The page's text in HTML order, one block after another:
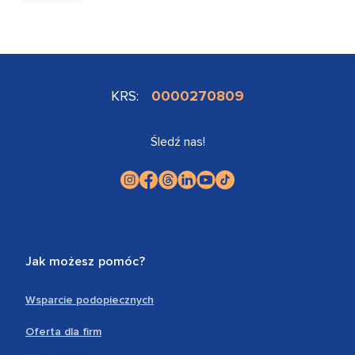
KRS: 0000270809
Śledź nas!
Jak możesz pomóc?
Wsparcie podopiecznych
Oferta dla firm